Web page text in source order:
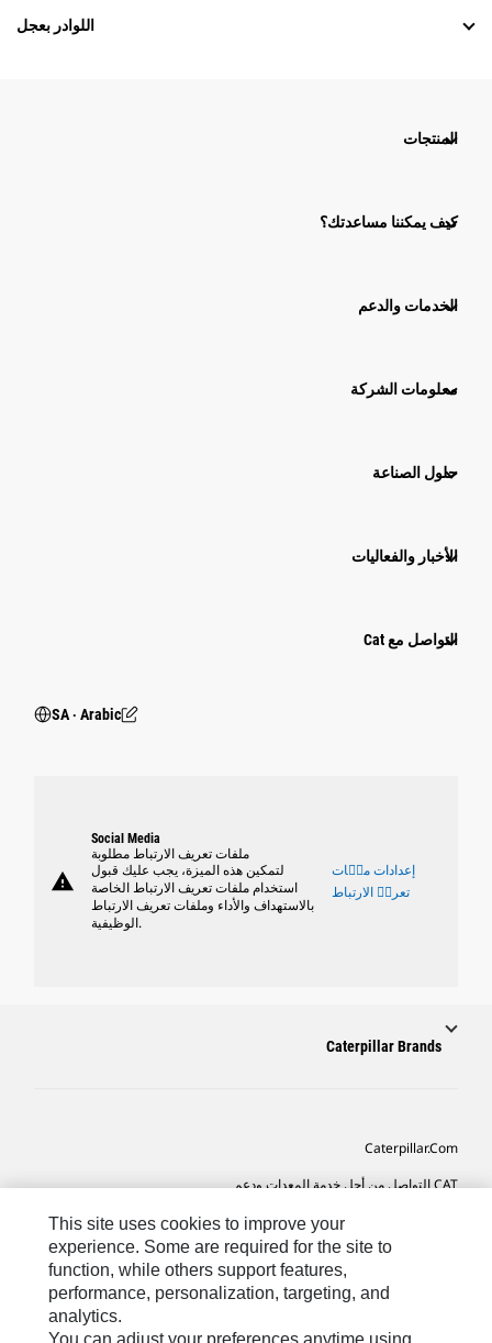
اللوادر بعجل
المنتجات
كيف يمكننا مساعدتك؟
الخدمات والدعم
معلومات الشركة
حلول الصناعة
الأخبار والفعاليات
التواصل مع Cat
SA ‧ Arabic
warning
Social Media
ملفات تعريف الارتباط مطلوبة
لتمكين هذه الميزة، يجب عليك قبول
استخدام ملفات تعريف الارتباط الخاصة
بالاستهداف والأداء وملفات تعريف الارتباط
الوظيفية.
إعدادات ملٝات
تعريٝ الارتباط
Caterpillar Brands
Caterpillar.com
CAT التواصل من أجل خدمة المعدات ودعم
تفضيلات التسويق الخاصة بي
خريطة الموقع
Cookie Settings
This site uses cookies to improve your
experience. Some are required for the site to
function, while others support features,
performance, personalization, targeting, and
analytics.
You can adjust your preferences anytime using